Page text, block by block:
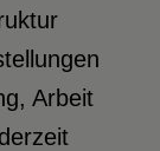
Arbeit